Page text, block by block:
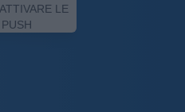
LE